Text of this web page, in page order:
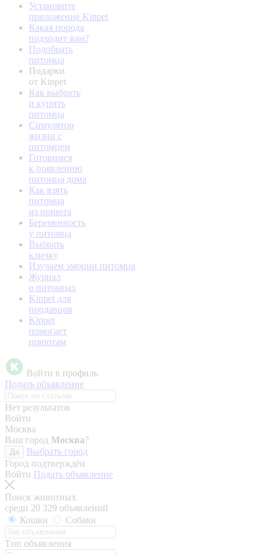
Установите
приложение Kinpet
Какая порода
подходит вам?
Подобрать
питомца
Подарки
от Kinpet
Как выбрать
и купить
питомца
Симулятор
жизни с
питомцем
Готовимся
к появлению
питомца дома
Как взять
питомца
из приюта
Беременность
у питомца
Выбрать
кличку
Изучаем эмоции питомца
Журнал
о питомцах
Kinpet для
продавцов
Kinpet
помогает
приютам
Войти в профиль
Подать объявление
Нет результатов
Войти
Москва
Ваш город Москва?
Да
Выбрать город
Город подтверждён
Войти Подать объявление
Поиск животных
среди 20 329 объявлений
Кошки
Собаки
Тип объявления